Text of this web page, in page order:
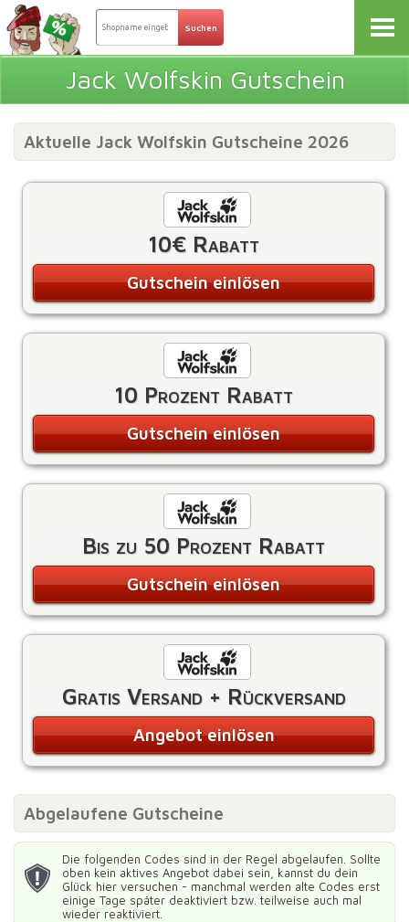
Jack Wolfskin Gutschein
Aktuelle Jack Wolfskin Gutscheine 2026
10€ Rabatt
Gutschein einlösen
10 Prozent Rabatt
Gutschein einlösen
Bis zu 50 Prozent Rabatt
Gutschein einlösen
Gratis Versand + Rückversand
Angebot einlösen
Abgelaufene Gutscheine
Die folgenden Codes sind in der Regel abgelaufen. Sollte
oben kein aktives Angebot dabei sein, kannst du dein
Glück hier versuchen - manchmal werden alte Codes erst
einige Tage später deaktiviert bzw. teilweise auch mal
wieder reaktiviert.